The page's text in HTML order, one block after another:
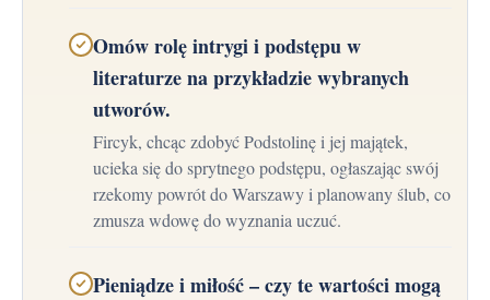
Omów rolę intrygi i podstępu w
literaturze na przykładzie wybranych
utworów.
Fircyk, chcąc zdobyć Podstolinę i jej majątek,
ucieka się do sprytnego podstępu, ogłaszając swój
rzekomy powrót do Warszawy i planowany ślub, co
zmusza wdowę do wyznania uczuć.
Pieniądze i miłość – czy te wartości mogą